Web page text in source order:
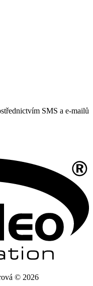
SMS a e-mailů
© 2026